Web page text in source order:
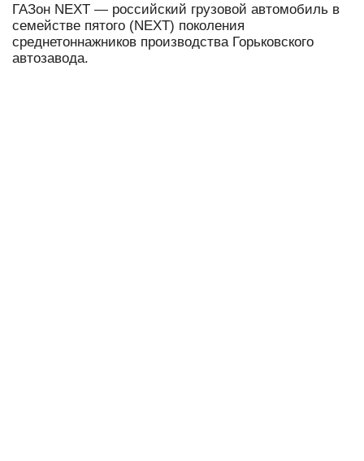
ГАЗон NEXT — российский грузовой автомобиль в
семействе пятого (NEXT) поколения
среднетоннажников производства Горьковского
автозавода.